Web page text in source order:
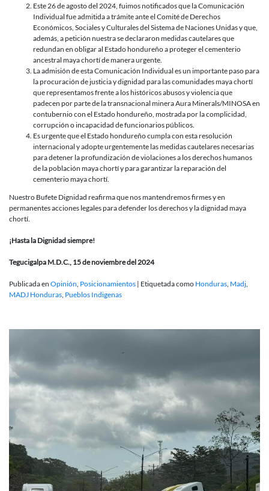
derechos
dignidad
pueblo
chortí
de
Este 26 de agosto del 2024, fuimos notificados que la Comunicación
Individual fue admitida a trámite ante el Comité de Derechos
Económicos, Sociales y Culturales del Sistema de Naciones Unidas y que,
además, a petición nuestra se declararon medidas cautelares que
redundan en obligar al Estado hondureño a proteger el cementerio
ancestral maya chortí de manera urgente.
La admisión de esta Comunicación Individual es un importante paso para
la procuración de justicia y dignidad para las comunidades maya chortí
que representamos frente a los históricos abusos y violencia que
padecen por parte de la transnacional minera Aura Minerals/MINOSA en
contubernio con el Estado hondureño, mostrada por la complicidad,
corrupción o incapacidad de funcionarios públicos.
Es urgente que el Estado hondureño cumpla con esta resolución
internacional y adopte urgentemente las medidas cautelares necesarias
para detener la profundización de violaciones a los derechos humanos
de la población maya chortí y para garantizar la reparación del
cementerio maya chortí.
Nuestro Bufete Dignidad reafirma que nos mantendremos firmes y en
permanentes acciones legales para defender los derechos y la dignidad maya
chortí.
¡Hasta la Dignidad siempre!
Tegucigalpa M.D.C., 15 de noviembre del 2024
Publicada en Opinión, Posicionamientos | Etiquetada como Honduras, Madj,
MADJ Honduras, Pueblos Indigenas